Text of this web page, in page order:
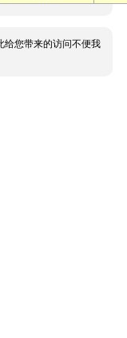
给您带来的访问不便我